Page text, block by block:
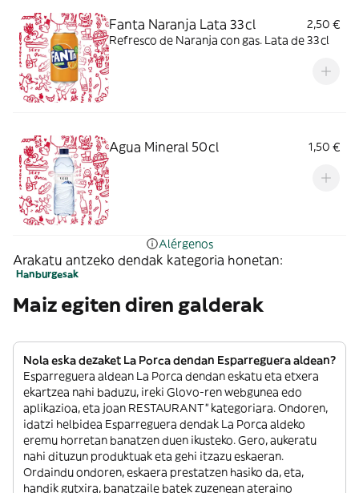
Fanta Naranja Lata 33cl
2,50 €
Refresco de Naranja con gas. Lata de 33cl
Agua Mineral 50cl 1,50 €
Alérgenos
Arakatu antzeko dendak kategoria honetan:
Hanburgesak
Maiz egiten diren galderak
Nola eska dezaket La Porca dendan Esparreguera aldean?
Esparreguera aldean La Porca dendan eskatu eta etxera
ekartzea nahi baduzu, ireki Glovo-ren webgunea edo
aplikazioa, eta joan RESTAURANT” kategoriara. Ondoren,
idatzi helbidea Esparreguera dendak La Porca aldeko
eremu horretan banatzen duen ikusteko. Gero, aukeratu
nahi dituzun produktuak eta gehi itzazu eskaeran.
Ordaindu ondoren, eskaera prestatzen hasiko da, eta,
handik gutxira, banatzaile batek zuzenean ateraino